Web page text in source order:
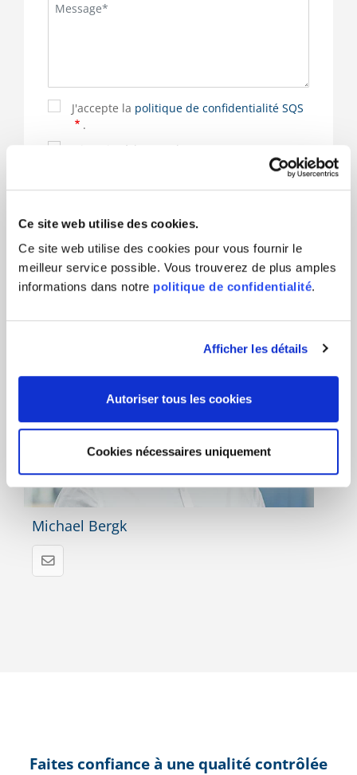
Ce site web utilise des cookies.
Ce site web utilise des cookies pour vous fournir le
meilleur service possible. Vous trouverez de plus amples
informations dans notre politique de confidentialité.
Afficher les détails
Autoriser tous les cookies
Cookies nécessaires uniquement
J'accepte la politique de confidentialité SQS
.
S'inscrire à la Newsletter
Michael Bergk
Faites confiance à une qualité contrôlée